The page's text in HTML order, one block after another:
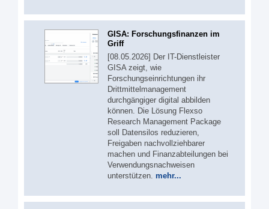
GISA: Forschungsfinanzen im
Griff
[08.05.2026] Der IT-Dienstleister
GISA zeigt, wie
Forschungseinrichtungen ihr
Drittmittelmanagement
durchgängiger digital abbilden
können. Die Lösung Flexso
Research Management Package
soll Datensilos reduzieren,
Freigaben nachvollziehbarer
machen und Finanzabteilungen bei
Verwendungsnachweisen
unterstützen. mehr...